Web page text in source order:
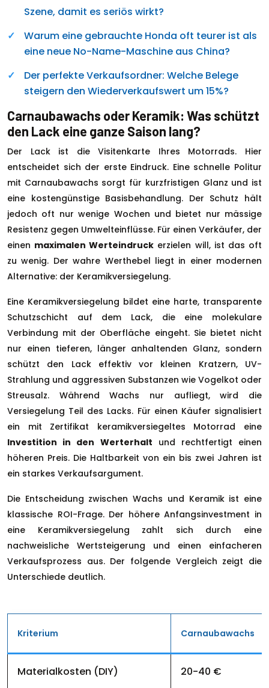
Szene, damit es seriös wirkt?
Warum eine gebrauchte Honda oft teurer ist als
eine neue No-Name-Maschine aus China?
Der perfekte Verkaufsordner: Welche Belege
steigern den Wiederverkaufswert um 15%?
Carnaubawachs oder Keramik: Was schützt
den Lack eine ganze Saison lang?
Der Lack ist die Visitenkarte Ihres Motorrads. Hier
entscheidet sich der erste Eindruck. Eine schnelle Politur
mit Carnaubawachs sorgt für kurzfristigen Glanz und ist
eine kostengünstige Basisbehandlung. Der Schutz hält
jedoch oft nur wenige Wochen und bietet nur mässige
Resistenz gegen Umwelteinflüsse. Für einen Verkäufer, der
einen maximalen Werteindruck erzielen will, ist das oft
zu wenig. Der wahre Werthebel liegt in einer modernen
Alternative: der Keramikversiegelung.
Eine Keramikversiegelung bildet eine harte, transparente
Schutzschicht auf dem Lack, die eine molekulare
Verbindung mit der Oberfläche eingeht. Sie bietet nicht
nur einen tieferen, länger anhaltenden Glanz, sondern
schützt den Lack effektiv vor kleinen Kratzern, UV-
Strahlung und aggressiven Substanzen wie Vogelkot oder
Streusalz. Während Wachs nur aufliegt, wird die
Versiegelung Teil des Lacks. Für einen Käufer signalisiert
ein mit Zertifikat keramikversiegeltes Motorrad eine
Investition in den Werterhalt und rechtfertigt einen
höheren Preis. Die Haltbarkeit von ein bis zwei Jahren ist
ein starkes Verkaufsargument.
Die Entscheidung zwischen Wachs und Keramik ist eine
klassische ROI-Frage. Der höhere Anfangsinvestment in
eine Keramikversiegelung zahlt sich durch eine
nachweisliche Wertsteigerung und einen einfacheren
Verkaufsprozess aus. Der folgende Vergleich zeigt die
Unterschiede deutlich.
Kriterium Carnaubawachs
Materialkosten (DIY) 20-40 €